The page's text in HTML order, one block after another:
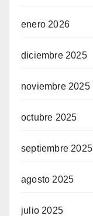
enero 2026
diciembre 2025
noviembre 2025
octubre 2025
septiembre 2025
agosto 2025
julio 2025